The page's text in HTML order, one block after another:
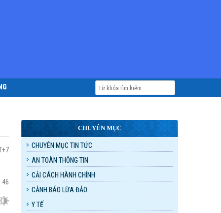
46
CHUYÊN MỤC
CHUYÊN MỤC TIN TỨC
AN TOÀN THÔNG TIN
CẢI CÁCH HÀNH CHÍNH
CẢNH BÁO LỪA ĐẢO
Y TẾ